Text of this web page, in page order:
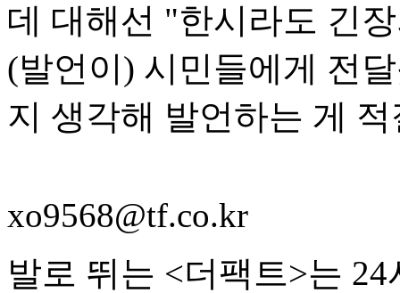
데 대해선 "한시라도 긴
(발언이) 시민들에게 전
지 생각해 발언하는 게
xo9568@tf.co.kr
발로 뛰는 <더팩트>는